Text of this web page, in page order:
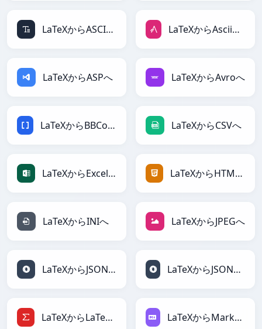
LaTeXからASCIIへ LaTeXからAsciiDocへ
LaTeXからASPへ LaTeXからAvroへ
LaTeXからBBCodeへ LaTeXからCSVへ
LaTeXからExcelへ LaTeXからHTMLへ
LaTeXからINIへ LaTeXからJPEGへ
LaTeXからJSONへ LaTeXからJSONLinesへ
LaTeXからLaTeXへ LaTeXからMarkdownへ